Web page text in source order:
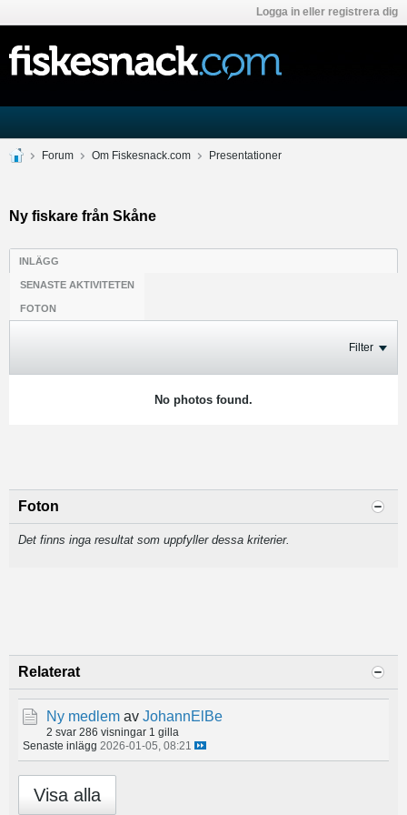
Logga in eller registrera dig
Forum Om Fiskesnack.com Presentationer
Ny fiskare från Skåne
INLÄGG
SENASTE AKTIVITETEN
FOTON
Filter
No photos found.
Foton
Det finns inga resultat som uppfyller dessa kriterier.
Relaterat
Ny medlem av JohannElBe
2 svar 286 visningar 1 gilla
Senaste inlägg 2026-01-05, 08:21
Visa alla